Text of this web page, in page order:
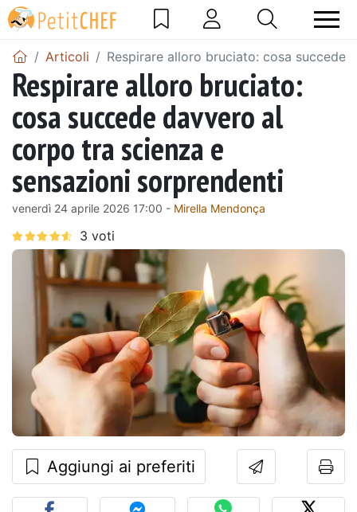
Articoli Respirare alloro bruciato: cosa succede
Respirare alloro bruciato:
cosa succede davvero al
corpo tra scienza e
sensazioni sorprendenti
venerdì 24 aprile 2026 17:00 - Mirella Mendonça
Aggiungi ai preferiti